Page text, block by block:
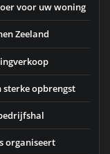
voor uw woning
Zeeland
sterke opbrengst
organiseert